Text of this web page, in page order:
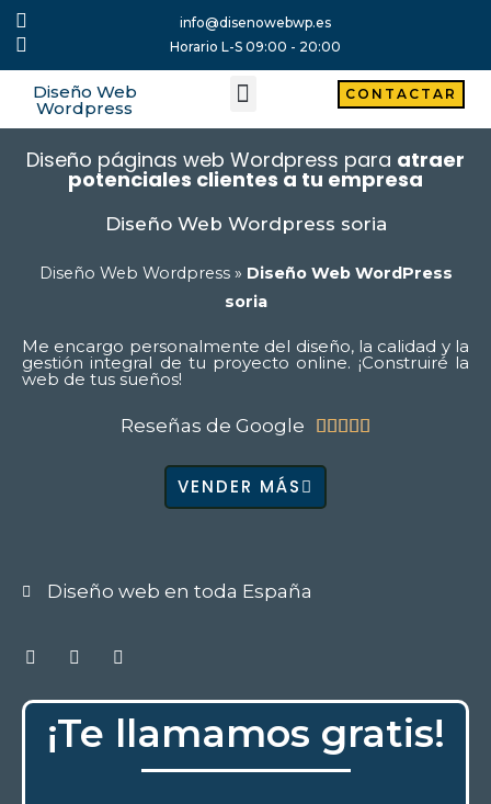
contenido
info@disenowebwp.es
Horario L-S 09:00 - 20:00
Diseño Web
Wordpress Menu CONTACTAR
Diseño páginas web Wordpress para atraer
potenciales clientes a tu empresa
Diseño Web Wordpress soria
Diseño Web Wordpress» Diseño Web WordPress
soria
Me encargo personalmente del diseño, la calidad y la
gestión integral de tu proyecto online. ¡Construiré la
web de tus sueños!
Reseñas de Google 
VENDER MÁS
Diseño web en toda España
Facebook
TwitterInstagram
¡Te llamamos gratis!